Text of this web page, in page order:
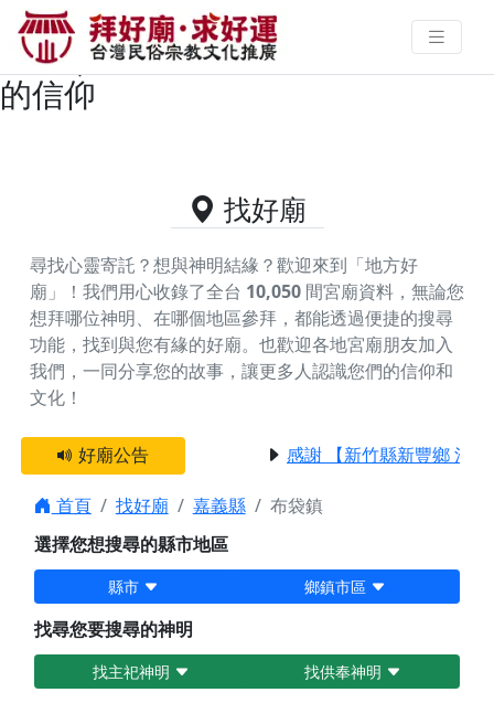
嘉義縣布袋鎮供奉五路財神的好廟
資料｜拜好廟求好運 找到與您有緣
的信仰
找好廟
尋找心靈寄託？想與神明結緣？歡迎來到「地方好
廟」！我們用心收錄了全台 10,050 間宮廟資料，無論您
想拜哪位神明、在哪個地區參拜，都能透過便捷的搜尋
功能，找到與您有緣的好廟。 也歡迎各地宮廟朋友加入
我們，一同分享您的故事，讓更多人認識您們的信仰和
文化！
好廟公告 感謝 【新竹縣新豐鄉 池
首頁 找好廟 嘉義縣
布袋鎮
選擇您想搜尋的縣市地區
縣市 鄉鎮市區
找尋您要搜尋的神明
找主祀神明 找供奉神明